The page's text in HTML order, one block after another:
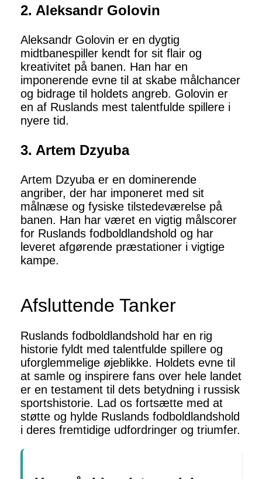
2. Aleksandr Golovin
Aleksandr Golovin er en dygtig
midtbanespiller kendt for sit flair og
kreativitet på banen. Han har en
imponerende evne til at skabe målchancer
og bidrage til holdets angreb. Golovin er
en af ​​Ruslands mest talentfulde spillere i
nyere tid.
3. Artem Dzyuba
Artem Dzyuba er en dominerende
angriber, der har imponeret med sit
målnæse og fysiske tilstedeværelse på
banen. Han har været en vigtig målscorer
for Ruslands fodboldlandshold og har
leveret afgørende præstationer i vigtige
kampe.
Afsluttende Tanker
Ruslands fodboldlandshold har en rig
historie fyldt med talentfulde spillere og
uforglemmelige øjeblikke. Holdets evne til
at samle og inspirere fans over hele landet
er en testament til dets betydning i russisk
sportshistorie. Lad os fortsætte med at
støtte og hylde Ruslands fodboldlandshold
i deres fremtidige udfordringer og triumfer.